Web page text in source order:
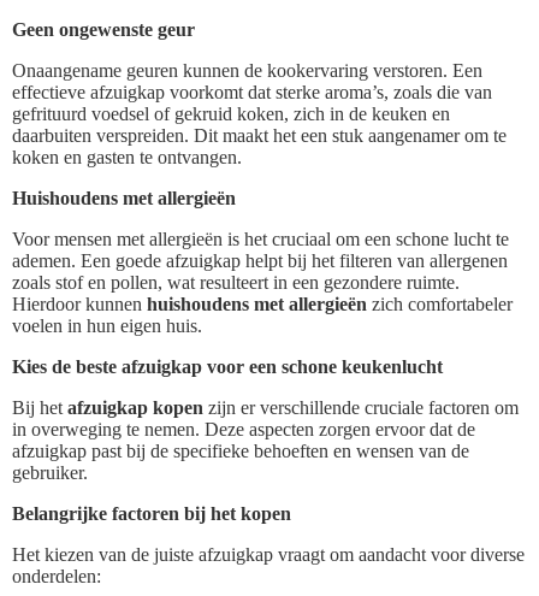
Geen ongewenste geur
Onaangename geuren kunnen de kookervaring verstoren. Een
effectieve afzuigkap voorkomt dat sterke aroma’s, zoals die van
gefrituurd voedsel of gekruid koken, zich in de keuken en
daarbuiten verspreiden. Dit maakt het een stuk aangenamer om te
koken en gasten te ontvangen.
Huishoudens met allergieën
Voor mensen met allergieën is het cruciaal om een schone lucht te
ademen. Een goede afzuigkap helpt bij het filteren van allergenen
zoals stof en pollen, wat resulteert in een gezondere ruimte.
Hierdoor kunnen huishoudens met allergieën zich comfortabeler
voelen in hun eigen huis.
Kies de beste afzuigkap voor een schone keukenlucht
Bij het afzuigkap kopen zijn er verschillende cruciale factoren om
in overweging te nemen. Deze aspecten zorgen ervoor dat de
afzuigkap past bij de specifieke behoeften en wensen van de
gebruiker.
Belangrijke factoren bij het kopen
Het kiezen van de juiste afzuigkap vraagt om aandacht voor diverse
onderdelen: